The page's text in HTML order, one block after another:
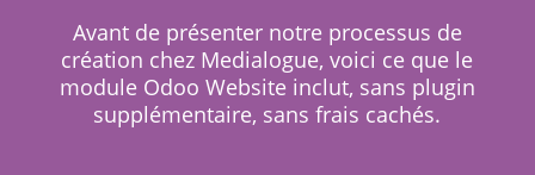
Avant de présenter notre processus de
création chez Medialogue, voici ce que le
module Odoo Website inclut, sans plugin
supplémentaire, sans frais cachés.